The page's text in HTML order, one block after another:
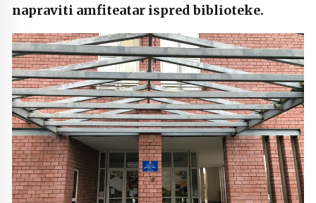
napraviti amfiteatar ispred biblioteke.